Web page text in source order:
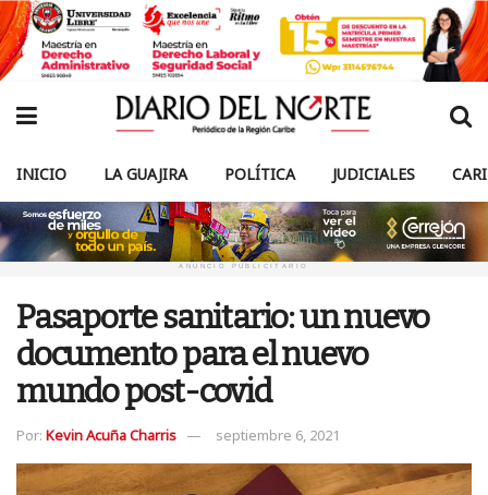
INICIO LA GUAJIRA POLÍTICA JUDICIALES
ANUNCIO PUBLICITARIO
Pasaporte sanitario: un nuevo
documento para el nuevo
mundo post-covid
Por: Kevin Acuña Charris septiembre 6, 2021